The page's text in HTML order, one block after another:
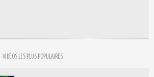
VIDÉOS LES PLUS POPULAIRES